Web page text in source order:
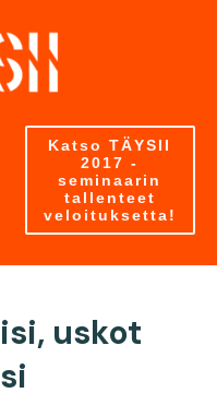
Katso TÄYSII
2017 -
seminaarin
tallenteet
veloituksetta!
uskot